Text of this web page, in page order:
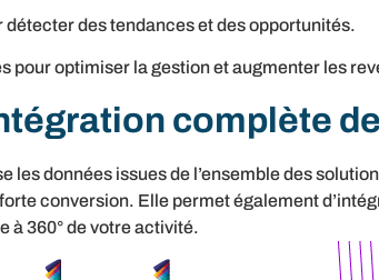
détecter des tendances et des opportunités.
pour optimiser la gestion et augmenter les
complète
les données issues de l’ensemble des
conversion. Elle permet également
à 360° de votre activité.